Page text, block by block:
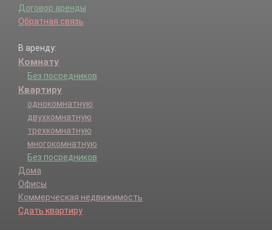
Договор аренды
Обратная связь
В аренду:
Комнату
Без посредников
Квартиру
однокомнатную
двухкомнатную
трехкомнатную
многокомнатную
Без посредников
Дома
Офисы
Коммерческая недвижимость
Сдать квартиру